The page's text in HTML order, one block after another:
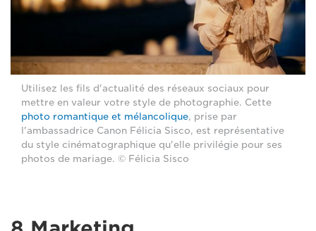
Utilisez les fils d'actualité des réseaux sociaux pour
mettre en valeur votre style de photographie. Cette
photo romantique et mélancolique, prise par
l'ambassadrice Canon Félicia Sisco, est représentative
du style cinématographique qu'elle privilégie pour ses
photos de mariage. © Félicia Sisco